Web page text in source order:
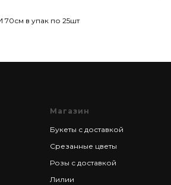
в упак по 25шт
Магазин
Букеты с доставкой
Срезанные цветы
Розы с доставкой
Лилии